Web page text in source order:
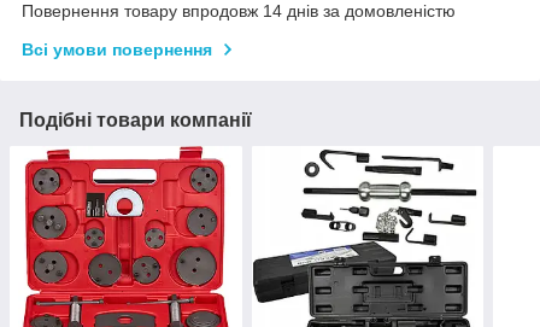
Повернення товару впродовж 14 днів за домовленістю
Всі умови повернення
Подібні товари компанії